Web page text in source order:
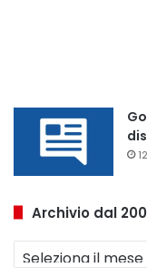
Archivio dal
Archivio
dal